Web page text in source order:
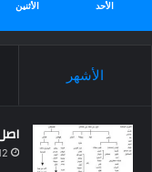
الأحد الأثنين
الأشهر
12